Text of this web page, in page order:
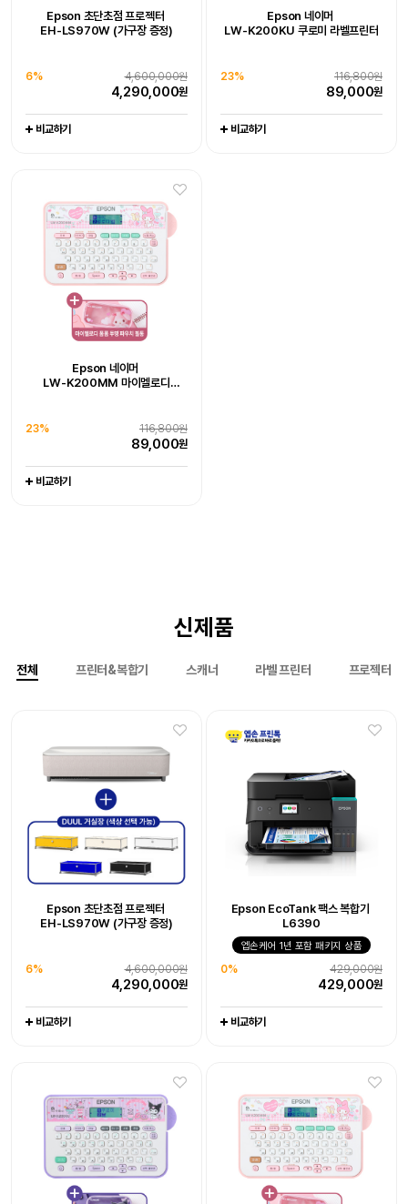
Epson 초단초점 프로젝터
EH-LS970W (가구장 증정)
4,600,000원
6%
4,290,000원
비교하기
Epson 네이머
LW-K200KU 쿠로미 라벨프린터
116,800원
23%
89,000원
비교하기
Epson 네이머
LW-K200MM 마이멜로디
116,800원
23%
89,000원
비교하기
Epson EcoTank
포토 복합기 L8180
704,000원
0%
704,000원
비교하기
Epson EcoTank Pro
팩스 복합기 L15150
1,065,000원
1%
1,044,000원
비교하기
Epson WorkForce DS-530III
417,000원
비교하기
Epson WorkForce DS-785W
519,000원
비교하기
Epson Perfection V39II
151,000원
비교하기
128,000원
19%
102,800
비교하기
111,000원
88,600원
비교하기
Epson 네이머
LW-K200PK 핑크 라벨프린터
97,000원
77,500원
비교하기
Epson 초단초점 프로젝터
EH-LS970W (가구장 증정)
4,290,000원
[잇섭 Pick] 엡손 라이프스튜디오
빔프로젝터 (EF-72)
1,649,000원
15대 한정 완판 임박,
엡손 정품 EH-LS800W, 150인치
4K 레이저 초단초점 빔프로젝터
3,800,000원
2,790,000
신제품
전체 프린터&복합기 스캐너 라벨 프린터 프로젝터
Epson 초단초점 프로젝터
EH-LS970W (가구장 증정)
4,600,000원
6%
4,290,000원
비교하기
Epson EcoTank 팩스 복합기
L6390
엡손케어 1년 포함 패키지 상품
429,000원
0%
429,000원
비교하기
Epson EcoTank 팩스 복합기
L6390
429,000원
0%
429,000원
비교하기
Epson EcoTank
포토프린터 L8050
엡손케어 1년 포함 패키지 상품
444,000원
0%
444,000원
비교하기
EH-LS970W 엡손 케어 - 오픈마켓
0원
Epson WorkForce DS-530III
엡손케어 1년 포함 패키지 상품
417,000원
비교하기
Epson 네이머
LW-K200KU 쿠로미 라벨프린터
116,800원
23%
89,000원
비교하기
Epson 네이머
LW-K200MM 마이멜로디
라벨프린터 라벨기
-
116,800원
23%
89,000원
비교하기
Epson 초단초점 프로젝터
EH-LS970W (가구장 증정)
4,290,000원
라이프스튜디오 EF-73 빔프로젝터
1,990,000원
10%
1,790,000원